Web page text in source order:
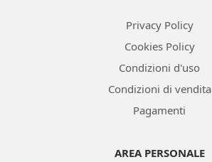
Privacy Policy
Cookies Policy
Condizioni d'uso
Condizioni di vendita
Pagamenti
AREA PERSONALE